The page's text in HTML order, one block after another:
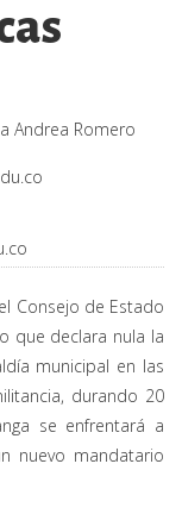
Andrea Romero
Consejo de Estado
que declara nula la
municipal en las
durando 20
se enfrentará a
nuevo mandatario